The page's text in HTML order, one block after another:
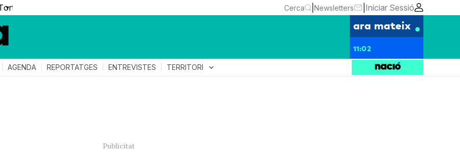
▼ Cerca Newsletters Iniciar Sessió
ara mateix
11:02
AGENDA REPORTATGES ENTREVISTES TERRITORI expand_more